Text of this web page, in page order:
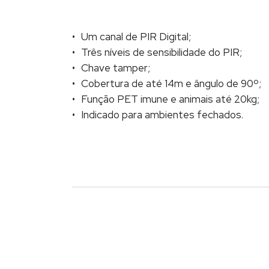
Um canal de PIR Digital;
Três níveis de sensibilidade do PIR;
Chave tamper;
Cobertura de até 14m e ângulo de 90º;
Função PET imune e animais até 20kg;
Indicado para ambientes fechados.